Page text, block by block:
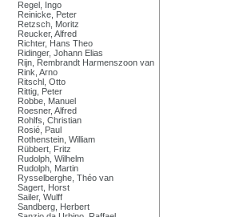
Regel, Ingo
Reinicke, Peter
Retzsch, Moritz
Reucker, Alfred
Richter, Hans Theo
Ridinger, Johann Elias
Rijn, Rembrandt Harmenszoon van
Rink, Arno
Ritschl, Otto
Rittig, Peter
Robbe, Manuel
Roesner, Alfred
Rohlfs, Christian
Rosié, Paul
Rothenstein, William
Rübbert, Fritz
Rudolph, Wilhelm
Rudolph, Martin
Rysselberghe, Théo van
Sagert, Horst
Sailer, Wulff
Sandberg, Herbert